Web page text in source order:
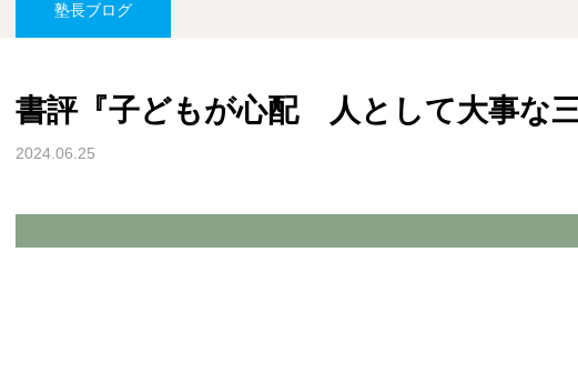
塾長ブログ
書評『子どもが心配 人として大事な三
2024.06.25